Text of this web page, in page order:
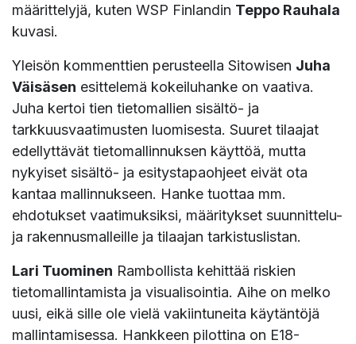
määrittelyjä, kuten WSP Finlandin Teppo Rauhala
kuvasi.
Yleisön kommenttien perusteella Sitowisen Juha
Väisäsen esittelemä kokeiluhanke on vaativa.
Juha kertoi tien tietomallien sisältö- ja
tarkkuusvaatimusten luomisesta. Suuret tilaajat
edellyttävät tietomallinnuksen käyttöä, mutta
nykyiset sisältö- ja esitystapaohjeet eivät ota
kantaa mallinnukseen. Hanke tuottaa mm.
ehdotukset vaatimuksiksi, määritykset suunnittelu-
ja rakennusmalleille ja tilaajan tarkistuslistan.
Lari Tuominen Rambollista kehittää riskien
tietomallintamista ja visualisointia. Aihe on melko
uusi, eikä sille ole vielä vakiintuneita käytäntöjä
mallintamisessa. Hankkeen pilottina on E18-